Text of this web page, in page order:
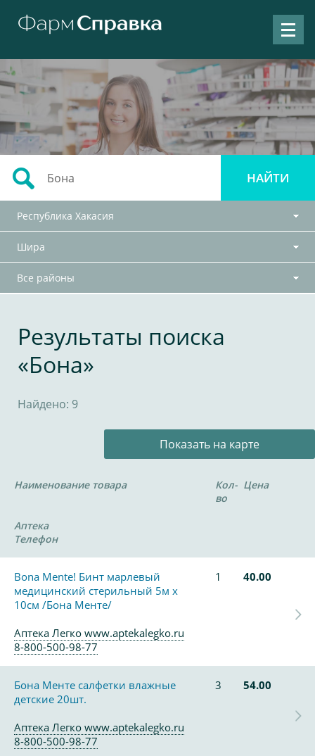
Республика Хакасия
Шира
Все районы
Результаты поиска
«Бона»
Найдено: 9
Показать на карте
Наименование товара
Кол-
во
Цена
Аптека
Телефон
Bona Mente! Бинт марлевый
медицинский стерильный 5м х
10см /Бона Менте/
1 40.00
Аптека Легко www.aptekalegko.ru
8-800-500-98-77
Бона Менте салфетки влажные
детские 20шт.
3 54.00
Аптека Легко www.aptekalegko.ru
8-800-500-98-77